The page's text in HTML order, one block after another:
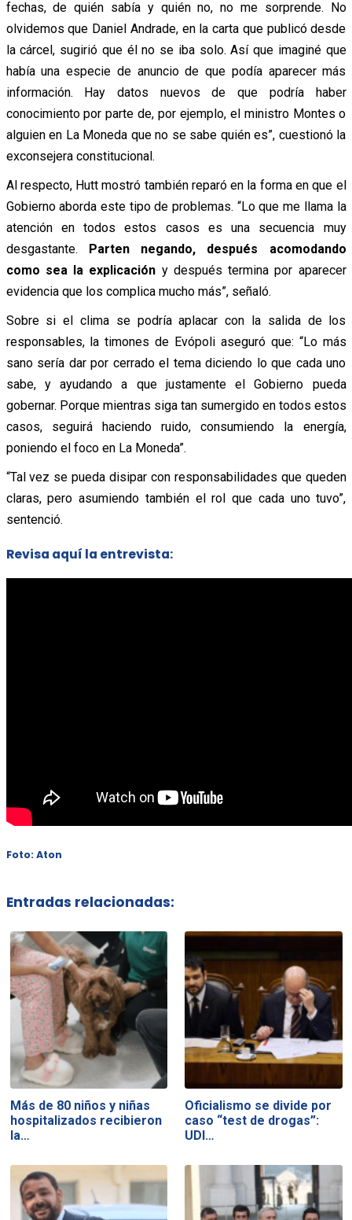
fechas, de quién sabía y quién no, no me sorprende. No
olvidemos que Daniel Andrade, en la carta que publicó desde
la cárcel, sugirió que él no se iba solo. Así que imaginé que
había una especie de anuncio de que podía aparecer más
información. Hay datos nuevos de que podría haber
conocimiento por parte de, por ejemplo, el ministro Montes o
alguien en La Moneda que no se sabe quién es”, cuestionó la
exconsejera constitucional.
Al respecto, Hutt mostró también reparó en la forma en que el
Gobierno aborda este tipo de problemas. “Lo que me llama la
atención en todos estos casos es una secuencia muy
desgastante. Parten negando, después acomodando
como sea la explicación y después termina por aparecer
evidencia que los complica mucho más”, señaló.
Sobre si el clima se podría aplacar con la salida de los
responsables, la timones de Evópoli aseguró que: “Lo más
sano sería dar por cerrado el tema diciendo lo que cada uno
sabe, y ayudando a que justamente el Gobierno pueda
gobernar. Porque mientras siga tan sumergido en todos estos
casos, seguirá haciendo ruido, consumiendo la energía,
poniendo el foco en La Moneda”.
“Tal vez se pueda disipar con responsabilidades que queden
claras, pero asumiendo también el rol que cada uno tuvo”,
sentenció.
Revisa aquí la entrevista:
Foto: Aton
Entradas relacionadas:
Más de 80 niños y niñas
hospitalizados recibieron
la…
Oficialismo se divide por
caso “test de drogas”:
UDI…